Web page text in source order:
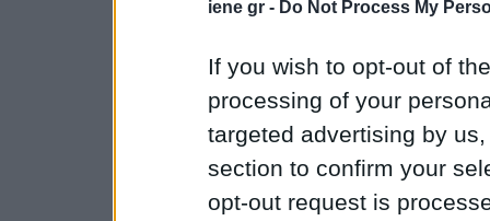
iene gr - Do Not Process My
If you wish to opt-out of
processing of your
targeted advertising by
section to confirm your
opt-out request is